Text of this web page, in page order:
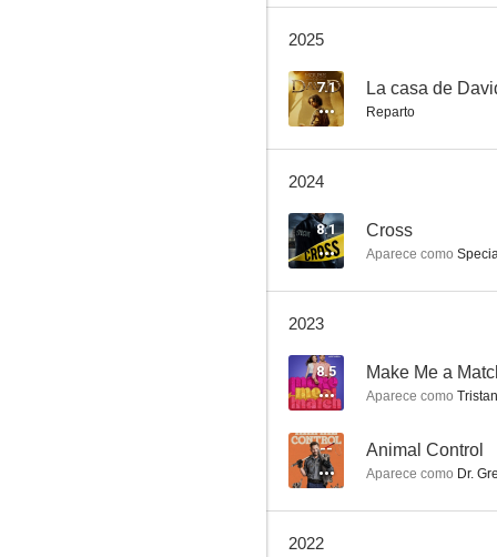
8.5
2025
7.1 La casa de
Reparto
2024
8.1 Cross
Aparece como
2023
8.5 Make Me a
Aparece como Tristan
-- Animal Control
Aparece como Dr.
2022